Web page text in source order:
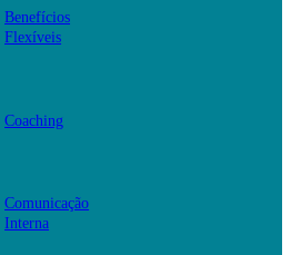
Benefícios
Flexíveis
Coaching
Comunicação
Interna